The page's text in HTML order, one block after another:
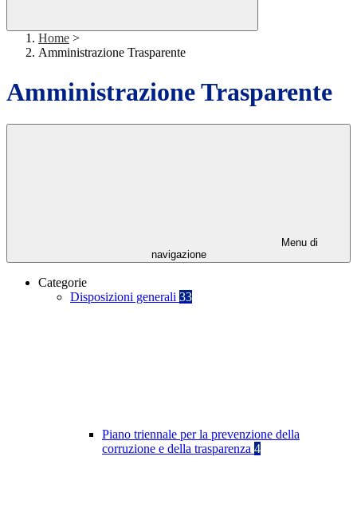
Home >
Amministrazione Trasparente
Amministrazione Trasparente
Menu di
navigazione
Categorie
Disposizioni generali 33
Piano triennale per la prevenzione della
corruzione e della trasparenza 4